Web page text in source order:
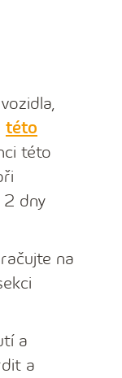
této
této
2 dny
na
a
a